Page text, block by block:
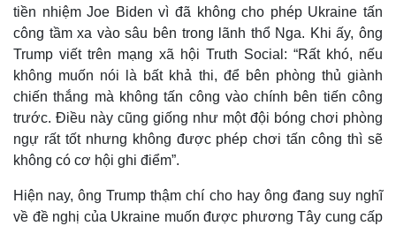
tiền nhiệm Joe Biden vì đã không cho phép Ukraine tấn
công tầm xa vào sâu bên trong lãnh thổ Nga. Khi ấy, ông
Trump viết trên mạng xã hội Truth Social: “Rất khó, nếu
không muốn nói là bất khả thi, để bên phòng thủ giành
chiến thắng mà không tấn công vào chính bên tiến công
trước. Điều này cũng giống như một đội bóng chơi phòng
ngự rất tốt nhưng không được phép chơi tấn công thì sẽ
không có cơ hội ghi điểm”.
Hiện nay, ông Trump thậm chí cho hay ông đang suy nghĩ
về đề nghị của Ukraine muốn được phương Tây cung cấp